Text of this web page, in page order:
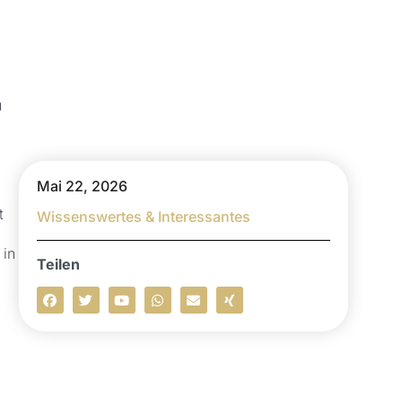
Mai 22, 2026
Wissenswertes & Interessantes
Teilen